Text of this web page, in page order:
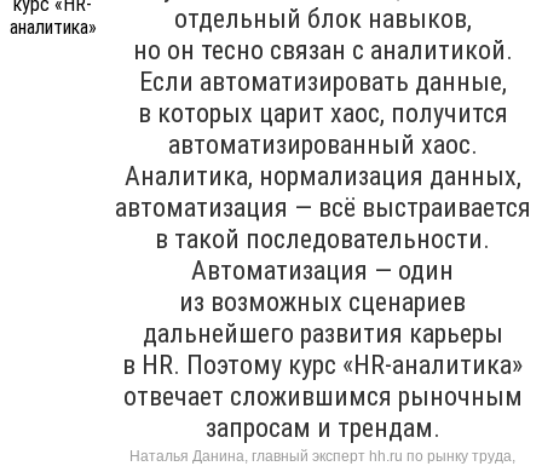
отдельный блок навыков,
но он тесно связан с аналитикой.
Если автоматизировать данные,
в которых царит хаос, получится
автоматизированный хаос.
Аналитика, нормализация данных,
автоматизация — всё выстраивается
в такой последовательности.
Автоматизация — один
из возможных сценариев
дальнейшего развития карьеры
в HR. Поэтому курс «HR-аналитика»
отвечает сложившимся рыночным
запросам и трендам.
Наталья Данина, главный эксперт hh.ru по рынку труда,